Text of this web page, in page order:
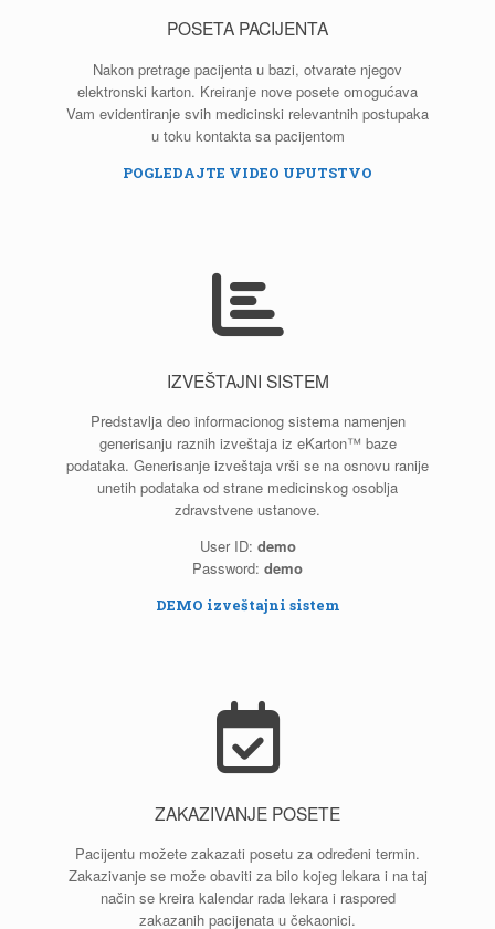
POSETA PACIJENTA
Nakon pretrage pacijenta u bazi, otvarate njegov
elektronski karton. Kreiranje nove posete omogućava
Vam evidentiranje svih medicinski relevantnih postupaka
u toku kontakta sa pacijentom
POGLEDAJTE VIDEO UPUTSTVO
IZVEŠTAJNI SISTEM
Predstavlja deo informacionog sistema namenjen
generisanju raznih izveštaja iz eKarton™ baze
podataka. Generisanje izveštaja vrši se na osnovu ranije
unetih podataka od strane medicinskog osoblja
zdravstvene ustanove.
User ID: demo
Password: demo
DEMO izveštajni sistem
ZAKAZIVANJE POSETE
Pacijentu možete zakazati posetu za određeni termin.
Zakazivanje se može obaviti za bilo kojeg lekara i na taj
način se kreira kalendar rada lekara i raspored
zakazanih pacijenata u čekaonici.